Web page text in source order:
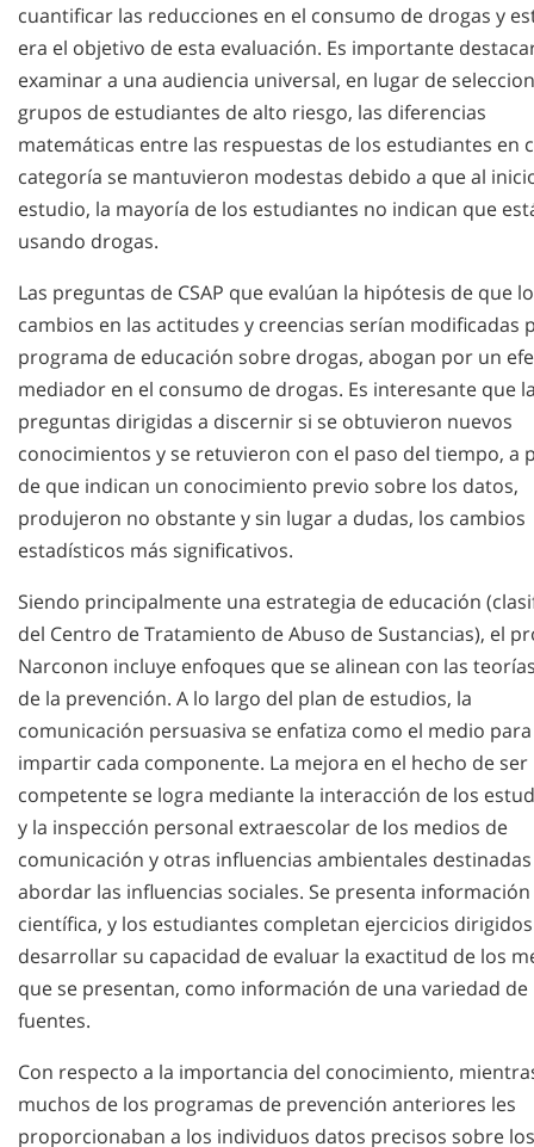
cuantificar las reducciones en el consumo de drogas y
era el objetivo de esta evaluación. Es importante
examinar a una audiencia universal, en lugar de
grupos de estudiantes de alto riesgo, las diferencias
matemáticas entre las respuestas de los estudiantes en
categoría se mantuvieron modestas debido a que al
estudio, la mayoría de los estudiantes no indican que
usando drogas.
Las preguntas de CSAP que evalúan la hipótesis de que
cambios en las actitudes y creencias serían modificadas
programa de educación sobre drogas, abogan por un
mediador en el consumo de drogas. Es interesante que
preguntas dirigidas a discernir si se obtuvieron nuevos
conocimientos y se retuvieron con el paso del tiempo, a
de que indican un conocimiento previo sobre los datos,
produjeron no obstante y sin lugar a dudas, los cambios
estadísticos más significativos.
Siendo principalmente una estrategia de educación
del Centro de Tratamiento de Abuso de Sustancias), el
Narconon incluye enfoques que se alinean con las
de la prevención. A lo largo del plan de estudios, la
comunicación persuasiva se enfatiza como el medio para
impartir cada componente. La mejora en el hecho de ser
competente se logra mediante la interacción de los
y la inspección personal extraescolar de los medios de
comunicación y otras influencias ambientales
abordar las influencias sociales. Se presenta información
científica, y los estudiantes completan ejercicios
desarrollar su capacidad de evaluar la exactitud de los
que se presentan, como información de una variedad de
fuentes.
Con respecto a la importancia del conocimiento,
muchos de los programas de prevención anteriores les
proporcionaban a los individuos datos precisos sobre los